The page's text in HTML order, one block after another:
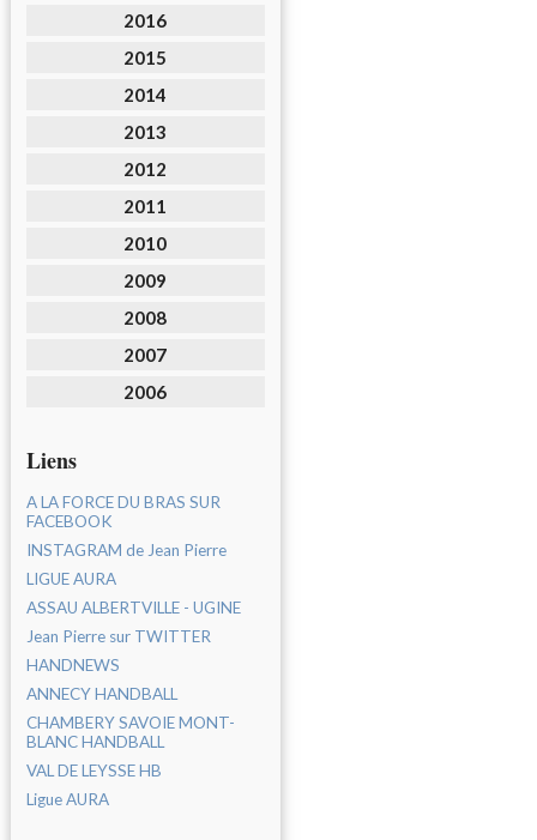
2016
2015
2014
2013
2012
2011
2010
2009
2008
2007
2006
Liens
A LA FORCE DU BRAS SUR
FACEBOOK
INSTAGRAM de Jean Pierre
LIGUE AURA
ASSAU ALBERTVILLE - UGINE
Jean Pierre sur TWITTER
HANDNEWS
ANNECY HANDBALL
CHAMBERY SAVOIE MONT-
BLANC HANDBALL
VAL DE LEYSSE HB
Ligue AURA